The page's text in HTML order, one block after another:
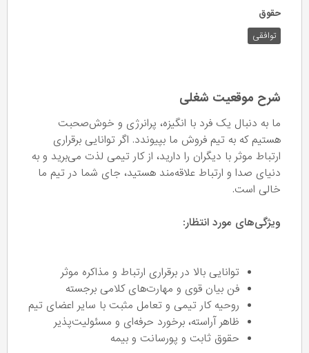
حقوق
توافقی
شرح موقعیت شغلی
ما به دنبال یک فرد با انگیزه، پرانرژی و خوش‌صحبت
هستیم که به تیم فروش ما بپیوندد. اگر توانایی برقراری
ارتباط موثر با دیگران را دارید، از کار تیمی لذت می‌برید و به
دنیای صدا و ارتباط علاقه‌مند هستید، جای شما در تیم ما
خالی است.
ویژگی‌های مورد انتظار:
توانایی بالا در برقراری ارتباط و مذاکره موثر
فن بیان قوی و مهارت‌های کلامی برجسته
روحیه کار تیمی و تعامل مثبت با سایر اعضای تیم
ظاهر آراسته، برخورد حرفه‌ای و مسئولیت‌پذیر
حقوق ثابت و پورسانت و بیمه